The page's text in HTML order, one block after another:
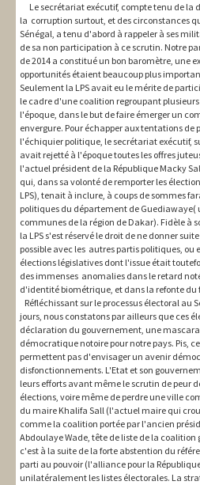
Le secrétariat exécutif, compte tenu de
la corruption surtout, et des circonstances
Sénégal, a tenu d'abord à rappeler à ses
de sa non participation à ce scrutin. Notre
de 2014 a constitué un bon baromètre, une
opportunités étaient beaucoup plus
Seulement la LPS avait eu le mérite de
le cadre d'une coalition regroupant
l'époque, dans le but de faire émerger un
envergure. Pour échapper aux tentations de
l'échiquier politique, le secrétariat exécutif,
avait rejetté à l'époque toutes les offres
l'actuel président de la République Macky
qui, dans sa volonté de remporter les
LPS), tenait à inclure, à coups de sommes
politiques du département de Guediawaye(
communes de la région de Dakar). Fidèle à
la LPS s'est réservé le droit de ne donner
possible avec les autres partis politiques, ou
élections législatives dont l'issue était
des immenses anomalies dans le retard
d'identité biométrique, et dans la refonte du
Réfléchissant sur le processus électoral au
jours, nous constatons par ailleurs que ces
déclaration du gouvernement, une
démocratique notoire pour notre pays. Pis,
permettent pas d'envisager un avenir
disfonctionnements. L'Etat et son
leurs efforts avant même le scrutin de peur
élections, voire même de perdre une ville
du maire Khalifa Sall (l'actuel maire qui
comme la coalition portée par l'ancien
Abdoulaye Wade, tête de liste de la
c'est à la suite de la forte abstention du
parti au pouvoir (l'alliance pour la
unilatéralement les listes électorales. La